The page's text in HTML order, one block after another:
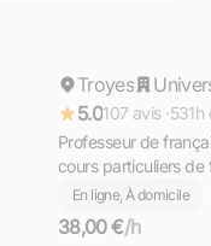
Répond
Troyes
5.0107 avis ·531h
Professeur de
cours particuliers de
niveaux à domicile à
En ligne, À domicile
38,00 €/h